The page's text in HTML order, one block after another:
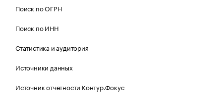
Поиск по ОГРН
Поиск по ИНН
Статистика и аудитория
Источники данных
Источник отчетности Контур.Фокус